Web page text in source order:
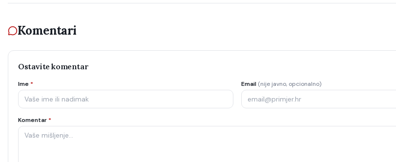
Komentari
Ostavite komentar
Ime * Email (nije javno, opcionalno)
Komentar *